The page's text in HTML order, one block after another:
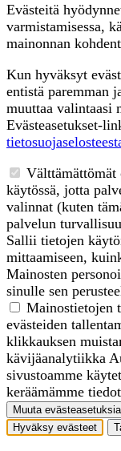
Evästeitä
varmistamisessa,
mainonnan
Kun hyväksyt
entistä paremman
muuttaa valintaasi
Evästeasetukset-
Välttämättömät
käytössä, jotta
valinnat (kuten
palvelun
Sallii tietojen
mittaamiseen,
Mainosten
sinulle sen
Mainostietojen
evästeiden
klikkauksen
kävijäanalytiikka
sivustoamme
keräämämme
Muuta evästeasetuksia
Hyväksy evästeet